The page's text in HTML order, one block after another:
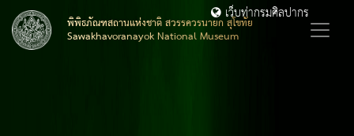
พิพิธภัณฑสถานแห่งชาติ สวรรควรนายก สุโขทัย
Sawakhavoranayok National Museum
เว็บท่ากรมศิลปากร